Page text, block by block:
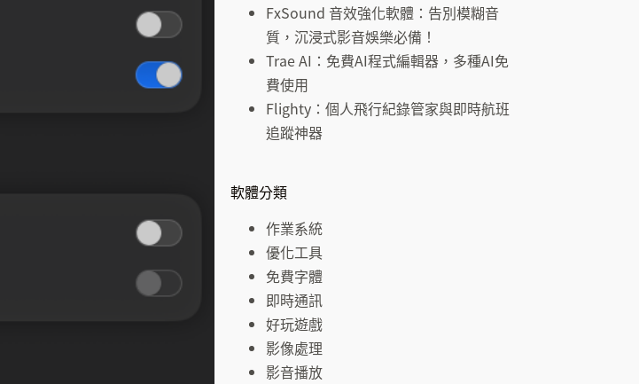
FxSound 音效強化軟體：告別模糊音
質，沉浸式影音娛樂必備！
Trae AI：免費AI程式編輯器，多種AI免
費使用
Flighty：個人飛行紀錄管家與即時航班
追蹤神器
軟體分類
作業系統
優化工具
免費字體
即時通訊
好玩遊戲
影像處理
影音播放